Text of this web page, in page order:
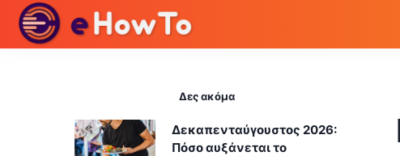
Δες ακόμα
Δεκαπενταύγουστος 2026:
Πόσο αυξάνεται το